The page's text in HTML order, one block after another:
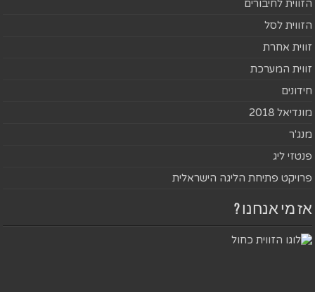
הזווית לחיבורים
הזווית לסל
זווית אחרת
זווית המערכת
חידונים
מונדיאל 2018
מנג'ר
פנטזי ליג
פרויקט פתיחת הליגה הישראלית
אז מי אנחנו ?